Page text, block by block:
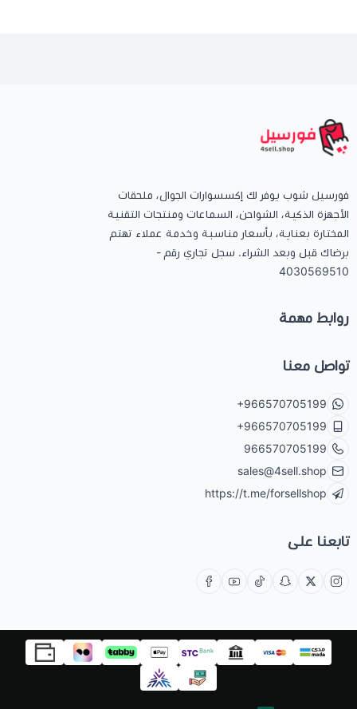
فورسيل شوب يوفر لك إكسسوارات الجوال، ملحقات
الأجهزة الذكية، الشواحن، السماعات ومنتجات التقنية
المختارة بعناية، بأسعار مناسبة وخدمة عملاء تهتم
برضاك قبل وبعد الشراء. سجل تجاري رقم -
4030569510
روابط مهمة
تواصل معنا
+966570705199
+966570705199
966570705199
sales@4sell.shop
https://t.me/forsellshop
تابعنا على